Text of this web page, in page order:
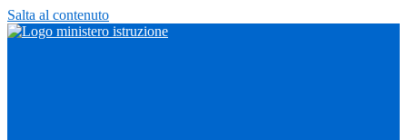
Salta al contenuto